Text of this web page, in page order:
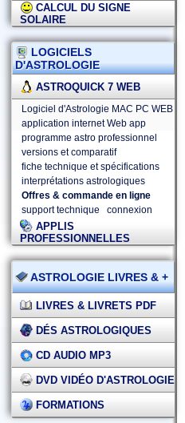
CALCUL DU SIGNE
SOLAIRE
LOGICIELS
D'ASTROLOGIE
ASTROQUICK 7 WEB
Logiciel d'Astrologie MAC PC WEB
application internet Web app
programme astro professionnel
versions et comparatif
fiche technique et spécifications
interprétations astrologiques
Offres & commande en ligne
support technique
connexion
APPLIS
PROFESSIONNELLES
ASTROLOGIE LIVRES & +
LIVRES & LIVRETS PDF
DÉS ASTROLOGIQUES
CD AUDIO MP3
DVD VIDÉO D'ASTROLOGIE
FORMATIONS